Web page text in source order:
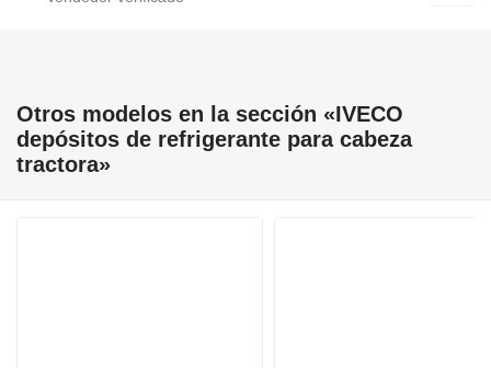
Otros modelos en la sección «IVECO
depósitos de refrigerante para cabeza
tractora»